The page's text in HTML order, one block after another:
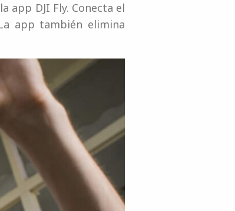
app DJI Fly. Conecta el
app también elimina